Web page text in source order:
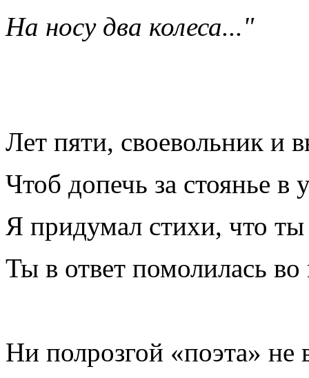
На носу два колеса..."
Лет пяти, своевольник и
Чтоб допечь за стоянье в
Я придумал стихи, что
Ты в ответ помолилась во
Ни полрозгой «поэта» не